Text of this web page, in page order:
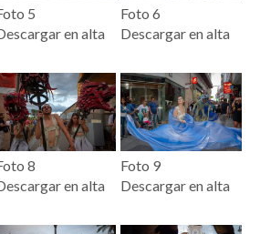
5
en alta
Foto 6
Descargar en alta
8
en alta
Foto 9
Descargar en alta